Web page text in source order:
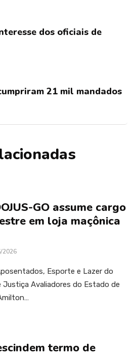
dos oficiais de
21 mil mandados
GO assume cargo
em loja maçônica
2026
Esporte e Lazer do
Justiça Avaliadores do Estado de
termo de